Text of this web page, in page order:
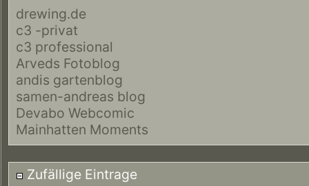
drewing.de
c3 -privat
c3 professional
Arveds Fotoblog
andis gartenblog
samen-andreas blog
Devabo Webcomic
Mainhatten Moments
Zufällige Eintrage